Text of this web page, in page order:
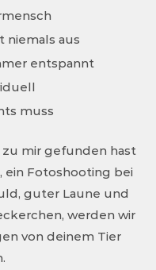
zu mir gefunden hast
Fotoshooting bei
guter Laune und
werden wir
von deinem Tier
niemals aus
entspannt
muss